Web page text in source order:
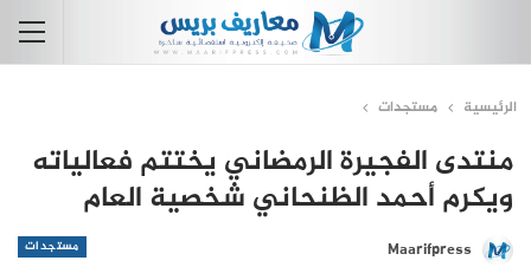
الرئيسية مستجدات
منتدى الفجيرة الرمضاني يختتم فعالياته
ويكرم أحمد الظنحاني شخصية العام
مستجدات
Maarifpress